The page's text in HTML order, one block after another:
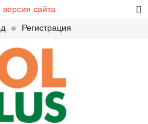
сайта
Регистрация